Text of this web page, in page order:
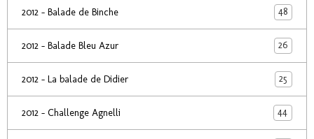
2012 - Balade de Binche 48
2012 - Balade Bleu Azur 26
2012 - La balade de Didier 25
2012 - Challenge Agnelli 44